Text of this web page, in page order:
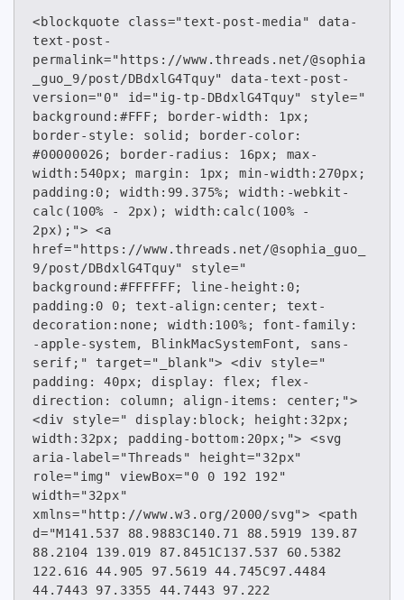
<blockquote class="text-post-media" data-
text-post-
permalink="https://www.threads.net/@sophia
_guo_9/post/DBdxlG4Tquy" data-text-post-
version="0" id="ig-tp-DBdxlG4Tquy" style="
background:#FFF; border-width: 1px;
border-style: solid; border-color:
#00000026; border-radius: 16px; max-
width:540px; margin: 1px; min-width:270px;
padding:0; width:99.375%; width:-webkit-
calc(100% - 2px); width:calc(100% -
2px);"> <a
href="https://www.threads.net/@sophia_guo_
9/post/DBdxlG4Tquy" style="
background:#FFFFFF; line-height:0;
padding:0 0; text-align:center; text-
decoration:none; width:100%; font-family:
-apple-system, BlinkMacSystemFont, sans-
serif;" target="_blank"> <div style="
padding: 40px; display: flex; flex-
direction: column; align-items: center;">
<div style=" display:block; height:32px;
width:32px; padding-bottom:20px;"> <svg
aria-label="Threads" height="32px"
role="img" viewBox="0 0 192 192"
width="32px"
xmlns="http://www.w3.org/2000/svg"> <path
d="M141.537 88.9883C140.71 88.5919 139.87
88.2104 139.019 87.8451C137.537 60.5382
122.616 44.905 97.5619 44.745C97.4484
44.7443 97.3355 44.7443 97.222